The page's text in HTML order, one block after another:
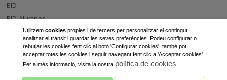
BID
BID-Alumnes
Esfera
Centre
Notícies
Projectes d'innovació a l'institut Caparrella
Utilitzem cookiespròpies i de tercers per personalitzar el contingut,
analitzar el trànsit i guardar les seves preferències. Podeu configurar o
rebutjar les cookies fent clic al botó 'Configurar cookies', també pot
acceptar totes les cookies i seguir navegant fent clic a 'Acceptar cookies'.
Per a més informació, visita la nostra política de cookies